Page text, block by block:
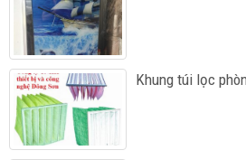
Khung túi lọc